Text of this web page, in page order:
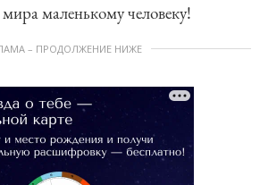
маленькому человеку!
– ПРОДОЛЖЕНИЕ НИЖЕ